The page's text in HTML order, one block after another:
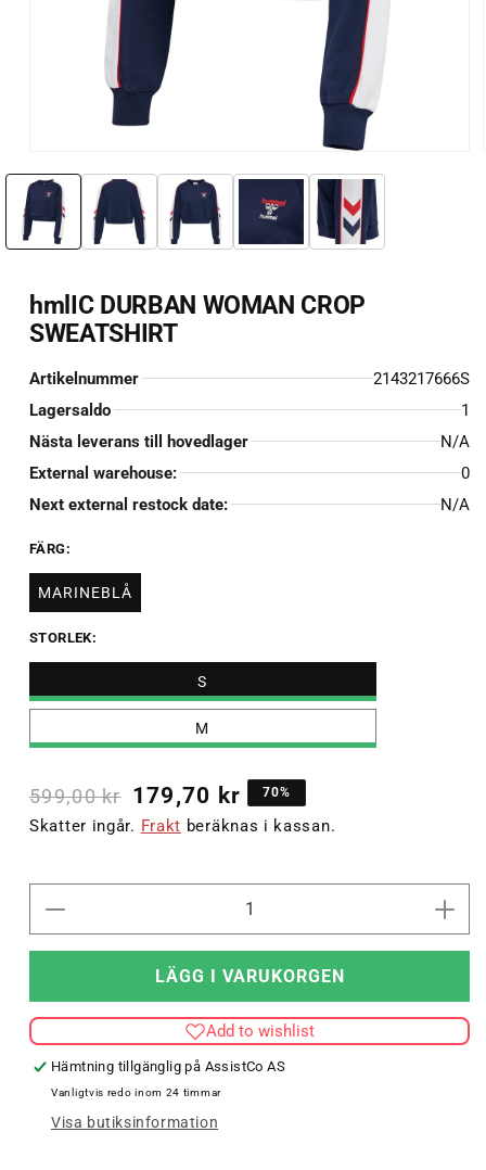
mediet
1
modalfönster
hmlIC DURBAN WOMAN CROP
SWEATSHIRT
Artikelnummer
2143217666S
Lagersaldo
1
Nästa leverans till hovedlager
N/A
External warehouse:
0
Next external restock date:
N/A
FÄRG:
MARINEBLÅ
STORLEK:
S
M
599,00 kr 179,70 kr 70%
Skatter ingår. Frakt beräknas i kassan.
kvantitet
CROP
SWEATSHIRT
Öka
LÄGG I VARUKORGEN
Add to wishlist
Hämtning tillgänglig på AssistCo AS
Vanligtvis redo inom 24 timmar
Visa butiksinformation